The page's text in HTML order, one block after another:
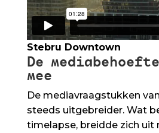
Stebru Downtown
De
mee
De mediavraagstukken van
steeds uitgebreider. Wat
timelapse, breidde zich uit